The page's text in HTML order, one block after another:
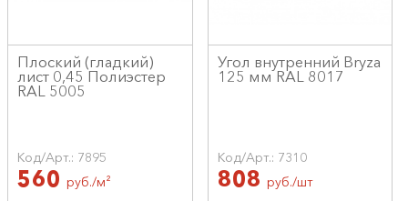
Плоский (гладкий)
лист 0,45 Полиэстер
RAL 5005
Код/Арт.: 7895
560 руб./м²
Угол внутренний Bryza
125 мм RAL 8017
Код/Арт.: 7310
808 руб./шт